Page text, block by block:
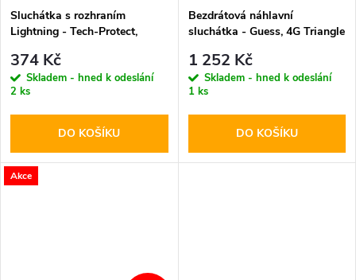
Sluchátka s rozhraním
Lightning - Tech-Protect,
White
374 Kč
Skladem - hned k odeslání
2 ks
DO KOŠÍKU
Bezdrátová náhlavní
sluchátka - Guess, 4G Triangle
1 252 Kč
Skladem - hned k odeslání
1 ks
DO KOŠÍKU
Akce